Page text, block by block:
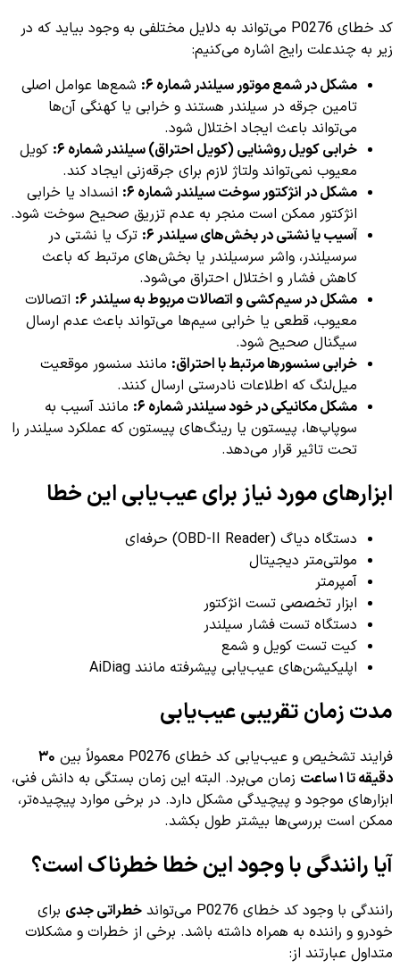
کد خطای P0276 می‌تواند به دلایل مختلفی به وجود بیاید که در
زیر به چندعلت رایج اشاره می‌کنیم:
مشکل در شمع موتور سیلندر شماره ۶:
شمع‌ها عوامل اصلی
تامین جرقه در سیلندر هستند و خرابی یا کهنگی آن‌ها
می‌تواند باعث ایجاد اختلال شود.
خرابی کویل روشنایی (کویل احتراق) سیلندر شماره ۶:
کویل
معیوب نمی‌تواند ولتاژ لازم برای جرقه‌زنی ایجاد کند.
مشکل در انژکتور سوخت سیلندر شماره ۶:
انسداد یا خرابی
انژکتور ممکن است منجر به عدم تزریق صحیح سوخت شود.
آسیب یا نشتی در بخش‌های سیلندر ۶:
ترک یا نشتی در
سرسیلندر، واشر سرسیلندر یا بخش‌های مرتبط که باعث
کاهش فشار و اختلال احتراق می‌شود.
مشکل در سیم‌کشی و اتصالات مربوط به سیلندر ۶:
اتصالات
معیوب، قطعی یا خرابی سیم‌ها می‌تواند باعث عدم ارسال
سیگنال صحیح شود.
خرابی سنسورها مرتبط با احتراق: مانند سنسور موقعیت
میل‌لنگ که اطلاعات نادرستی ارسال کنند.
مشکل مکانیکی در خود سیلندر شماره ۶:
مانند آسیب به
سوپاپ‌ها، پیستون یا رینگ‌های پیستون که عملکرد سیلندر را
تحت تاثیر قرار می‌دهد.
ابزارهای مورد نیاز برای عیب‌یابی این خطا
دستگاه دیاگ (OBD-II Reader) حرفه‌ای
مولتی‌متر دیجیتال
آمپرمتر
ابزار تخصصی تست انژکتور
دستگاه تست فشار سیلندر
کیت تست کویل و شمع
اپلیکیشن‌های عیب‌یابی پیشرفته مانند AiDiag
مدت زمان تقریبی عیب‌یابی
فرایند تشخیص و عیب‌یابی کد خطای P0276 معمولاً بین
۳۰
دقیقه تا ۱ ساعت
زمان می‌برد. البته این زمان بستگی به دانش فنی،
ابزارهای موجود و پیچیدگی مشکل دارد. در برخی موارد پیچیده‌تر،
ممکن است بررسی‌ها بیشتر طول بکشد.
آیا رانندگی با وجود این خطا خطرناک است؟
رانندگی با وجود کد خطای P0276 می‌تواند خطراتی جدی برای
خودرو و راننده به همراه داشته باشد. برخی از خطرات و مشکلات
متداول عبارتند از: